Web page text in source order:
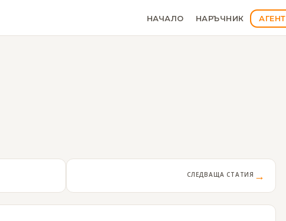
НАЧАЛО НАРЪЧНИК АГЕНТ
СЛЕДВАЩА СТАТИЯ →